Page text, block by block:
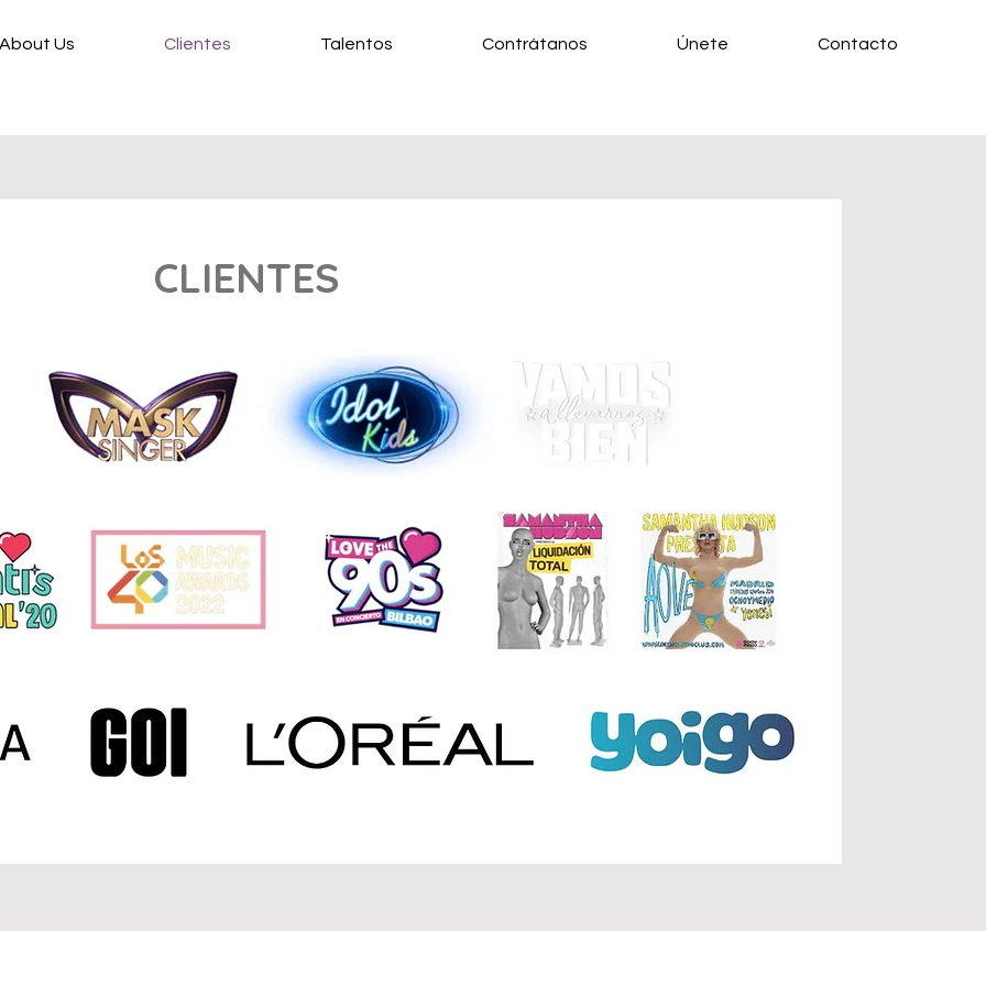
About Us Clientes Talentos Contrátanos Únete Contacto
CLIENTES